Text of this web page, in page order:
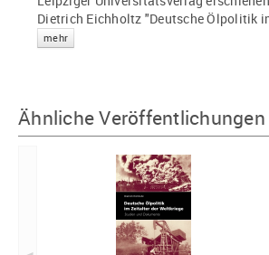
Dietrich Eichholtz "Deutsche Ölpolitik
mehr
Ähnliche Veröffentlichungen